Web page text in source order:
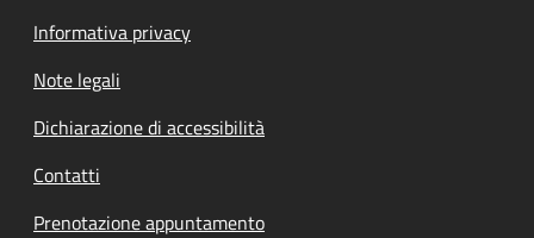
Informativa privacy
Note legali
Dichiarazione di accessibilità
Contatti
Prenotazione appuntamento